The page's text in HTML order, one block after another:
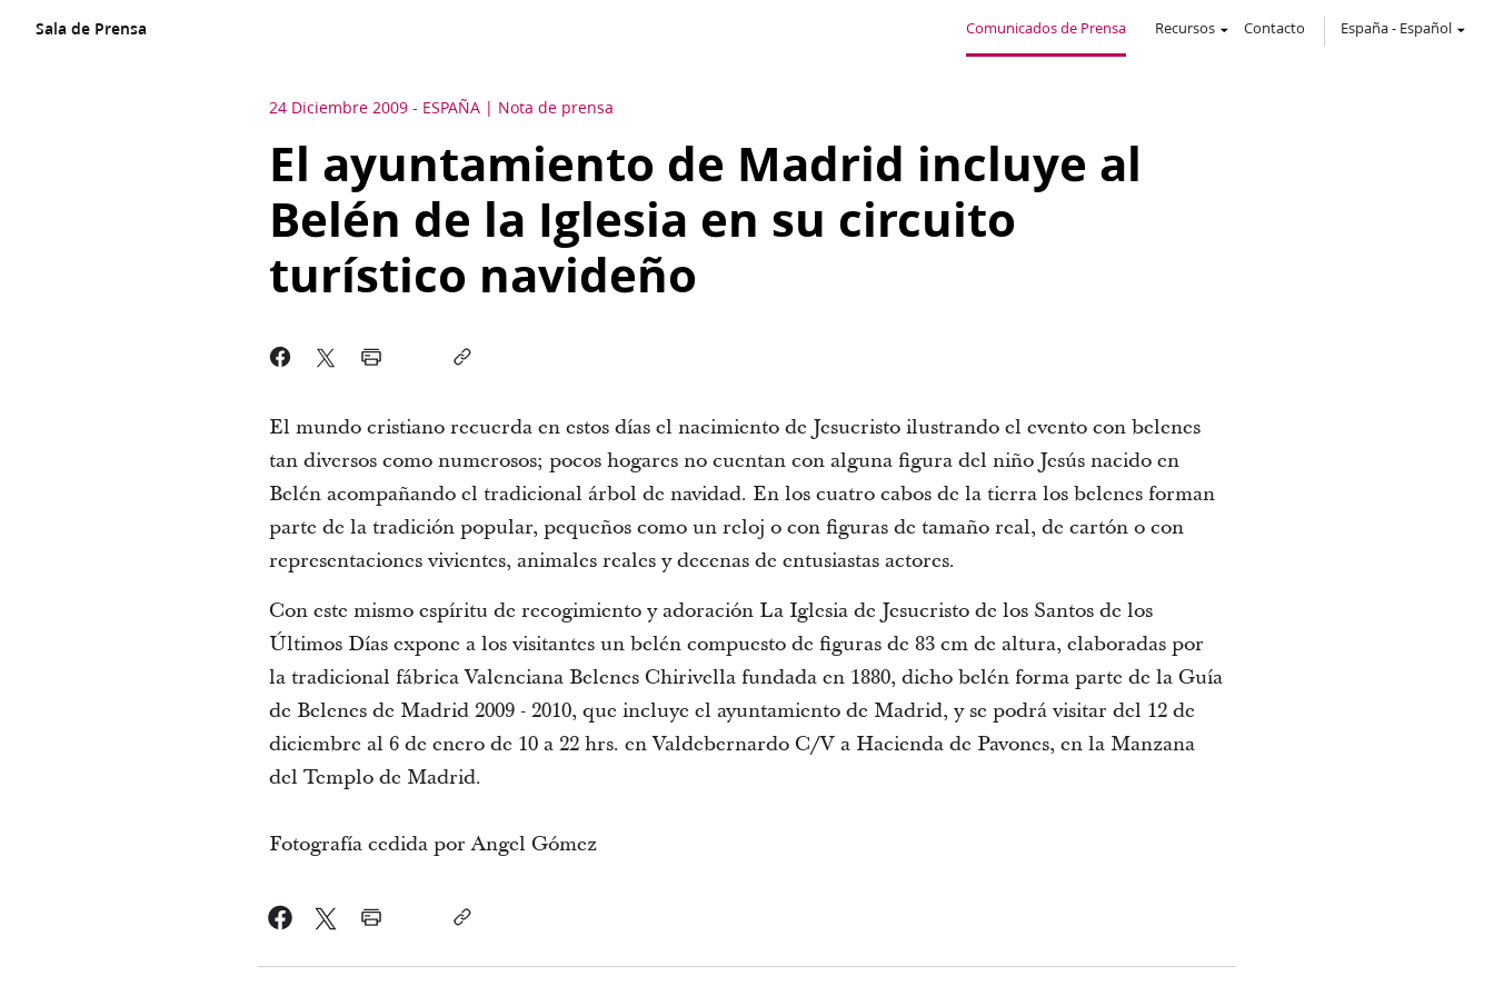
Sala de Prensa Comunicados de Prensa Recursos Contacto España- Español
24 Diciembre 2009 - ESPAÑA Nota de prensa
El ayuntamiento de Madrid incluye al
Belén de la Iglesia en su circuito
turístico navideño
El mundo cristiano recuerda en estos días el nacimiento de Jesucristo ilustrando el evento con belenes
tan diversos como numerosos; pocos hogares no cuentan con alguna figura del niño Jesús nacido en
Belén acompañando el tradicional árbol de navidad. En los cuatro cabos de la tierra los belenes forman
parte de la tradición popular, pequeños como un reloj o con figuras de tamaño real, de cartón o con
representaciones vivientes, animales reales y decenas de entusiastas actores.
Con este mismo espíritu de recogimiento y adoración La Iglesia de Jesucristo de los Santos de los
Últimos Días expone a los visitantes un belén compuesto de figuras de 83 cm de altura, elaboradas por
la tradicional fábrica Valenciana Belenes Chirivella fundada en 1880, dicho belén forma parte de la Guía
de Belenes de Madrid 2009 - 2010, que incluye el ayuntamiento de Madrid, y se podrá visitar del 12 de
diciembre al 6 de enero de 10 a 22 hrs. en Valdebernardo C/V a Hacienda de Pavones, en la Manzana
del Templo de Madrid.
Fotografía cedida por Angel Gómez